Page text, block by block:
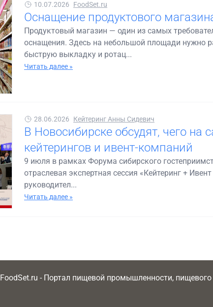
10.07.2026 FoodSet.ru
Оснащение продуктового
Продуктовый магазин — один из самых
оснащения. Здесь на небольшой площади нужно
быструю выкладку и ротац...
Читать далее »
28.06.2026 Кейтеринг Анны Сидевич
В Новосибирске обсудят, чего на
кейтерингов и ивент-компаний
9 июля в рамках Форума сибирского
отраслевая экспертная сессия «Кейтеринг +
руководител...
Читать далее »
- Портал пищевой промышленности,